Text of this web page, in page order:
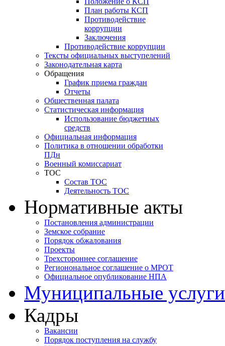
План работы КСП
Противодействие
коррупции
Заключения
Противодействие коррупции
Тексты официальных выступелений
Законодательная карта
Обращения
График приема граждан
Отчеты
Общественная палата
Статистическая информация
Использование бюджетных
средств
Официальная информация
Политика в отношении обработки
ПДн
Военный комиссариат
ТОС
Состав ТОС
Деятельность ТОС
Нормативные акты
Постановления администрации
Земское собрание
Порядок обжалования
Проекты
Трехстороннее соглашение
Регионональное соглашение о МРОТ
Официальное опубликование НПА
Муниципальные услуги
Кадры
Вакансии
Порядок поступления на службу